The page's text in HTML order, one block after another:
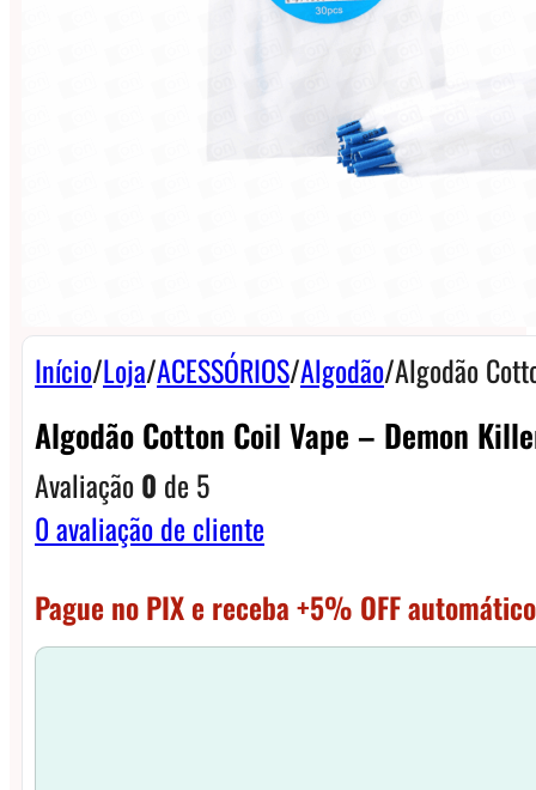
Início/Loja/ACESSÓRIOS/Algodão/Algodão
Algodão Cotton Coil Vape – Demon
Avaliação0 de 5
0avaliação de cliente
Pague no PIX e receba +5% OFF